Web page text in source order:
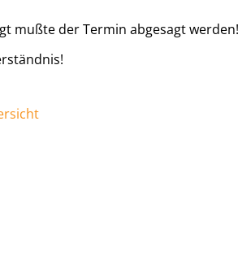
mußte der Termin abgesagt